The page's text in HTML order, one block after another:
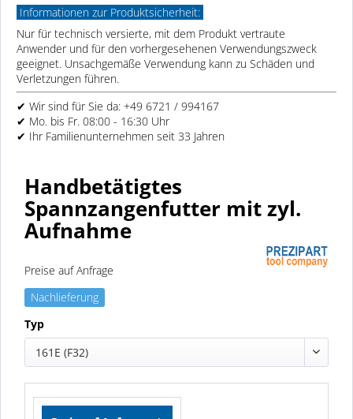
Informationen zur Produktsicherheit:
Nur für technisch versierte, mit dem Produkt vertraute
Anwender und für den vorhergesehenen Verwendungszweck
geeignet. Unsachgemäße Verwendung kann zu Schäden und
Verletzungen führen.
✔ Wir sind für Sie da: +49 6721 / 994167
✔ Mo. bis Fr. 08:00 - 16:30 Uhr
✔ Ihr Familienunternehmen seit 33 Jahren
Handbetätigtes
Spannzangenfutter mit zyl.
Aufnahme
Preise auf Anfrage
Nachlieferung
Typ
161E (F32)